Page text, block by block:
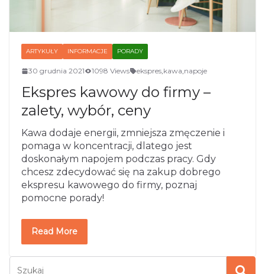
ARTYKUŁY INFORMACJE PORADY
30 grudnia 2021 1098 Views ekspres,kawa,napoje
Ekspres kawowy do firmy –
zalety, wybór, ceny
Kawa dodaje energii, zmniejsza zmęczenie i
pomaga w koncentracji, dlatego jest
doskonałym napojem podczas pracy. Gdy
chcesz zdecydować się na zakup dobrego
ekspresu kawowego do firmy, poznaj
pomocne porady!
Read More